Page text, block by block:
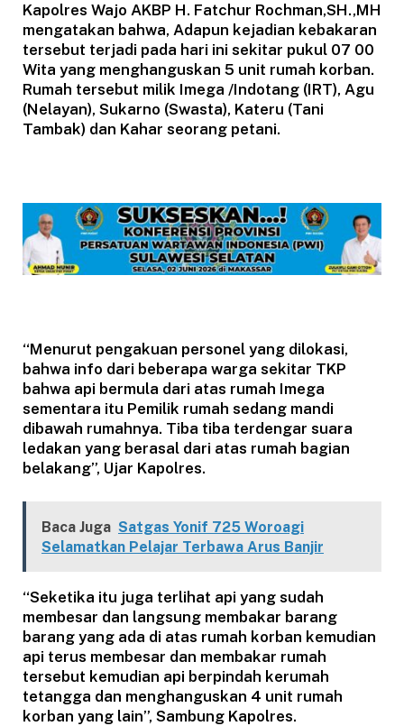
Kapolres Wajo AKBP H. Fatchur Rochman,SH.,MH
mengatakan bahwa, Adapun kejadian kebakaran
tersebut terjadi pada hari ini sekitar pukul 07 00
Wita yang menghanguskan 5 unit rumah korban.
Rumah tersebut milik Imega /Indotang (IRT), Agu
(Nelayan), Sukarno (Swasta), Kateru (Tani
Tambak) dan Kahar seorang petani.
“Menurut pengakuan personel yang dilokasi,
bahwa info dari beberapa warga sekitar TKP
bahwa api bermula dari atas rumah Imega
sementara itu Pemilik rumah sedang mandi
dibawah rumahnya. Tiba tiba terdengar suara
ledakan yang berasal dari atas rumah bagian
belakang”, Ujar Kapolres.
Baca Juga Satgas Yonif 725 Woroagi
Selamatkan Pelajar Terbawa Arus Banjir
“Seketika itu juga terlihat api yang sudah
membesar dan langsung membakar barang
barang yang ada di atas rumah korban kemudian
api terus membesar dan membakar rumah
tersebut kemudian api berpindah kerumah
tetangga dan menghanguskan 4 unit rumah
korban yang lain”, Sambung Kapolres.